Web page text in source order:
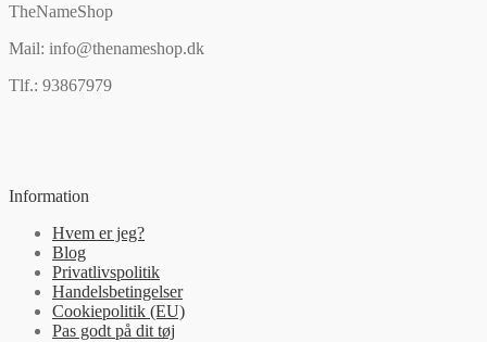
TheNameShop
Mail: info@thenameshop.dk
Tlf.: 93867979
Information
Hvem er jeg?
Blog
Privatlivspolitik
Handelsbetingelser
Cookiepolitik (EU)
Pas godt på dit tøj